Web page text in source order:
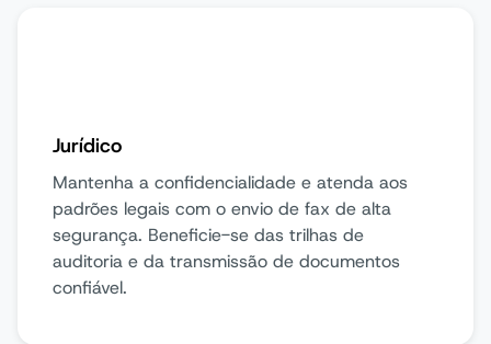
Jurídico
Mantenha a confidencialidade e atenda aos
padrões legais com o envio de fax de alta
segurança. Beneficie-se das trilhas de
auditoria e da transmissão de documentos
confiável.